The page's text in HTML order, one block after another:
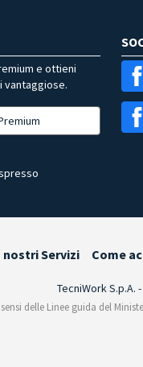
e ottieni
vantaggiose.
nostri Servizi Come
TecniWork S.p.A.
delle Linee guida del